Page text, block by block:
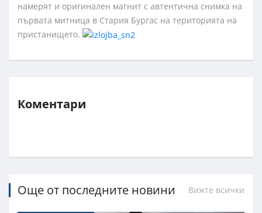
намерят и оригинален магнит с автентична снимка на
първата митница в Стария Бургас на територията на
пристанището.
Коментари
Още от последните новини Вижте всички